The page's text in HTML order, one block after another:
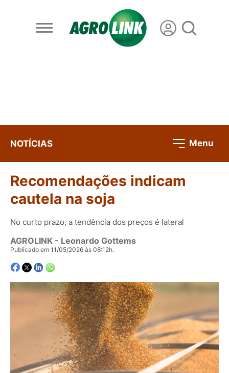
NOTÍCIAS Menu
Recomendações indicam
cautela na soja
No curto prazo, a tendência dos preços é lateral
AGROLINK - Leonardo Gottems
Publicado em 11/05/2026 às 08:12h.